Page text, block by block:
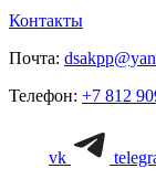
Контакты
Почта:
Телефон: +7 812
vk